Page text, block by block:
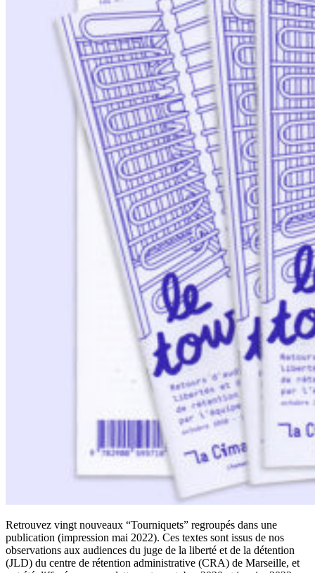
Retrouvez vingt nouveaux “Tourniquets” regroupés dans une
publication (impression mai 2022). Ces textes sont issus de nos
observations aux audiences du juge de la liberté et de la détention
(JLD) du centre de rétention administrative (CRA) de Marseille, et